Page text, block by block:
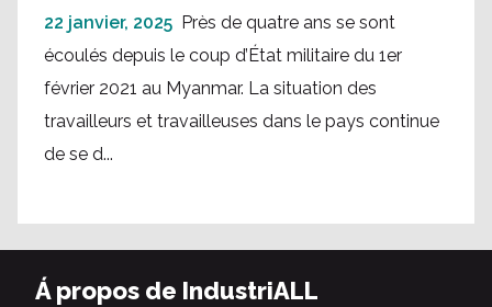
22 janvier, 2025 Près de quatre ans se sont
écoulés depuis le coup d’État militaire du 1er
février 2021 au Myanmar. La situation des
travailleurs et travailleuses dans le pays continue
de se d...
Á propos de IndustriALL